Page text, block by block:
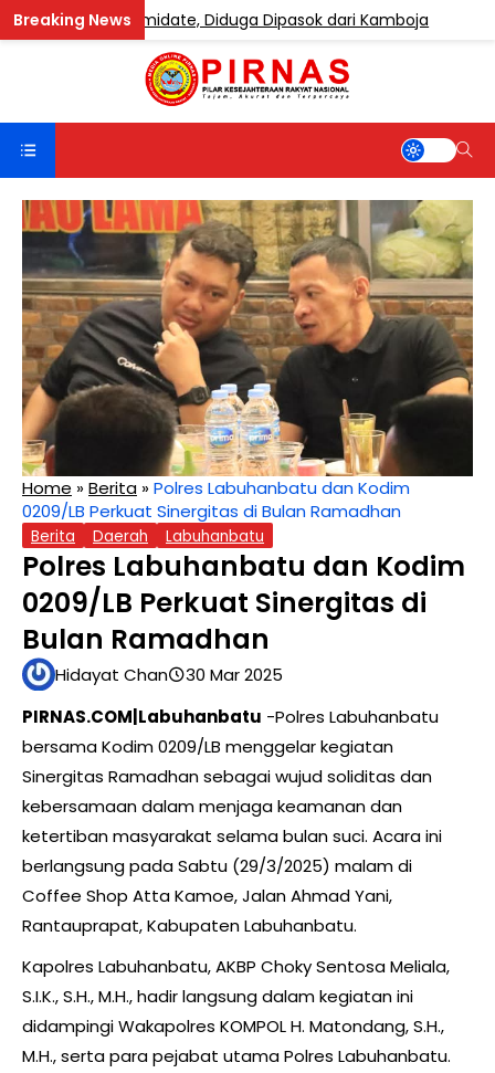
Etomidate, Diduga Dipasok dari Kamboja
Home »Berita »Polres Labuhanbatu dan Kodim
0209/LB Perkuat Sinergitas di Bulan Ramadhan
Berita Daerah Labuhanbatu
Polres Labuhanbatu dan Kodim
0209/LB Perkuat Sinergitas di
Bulan Ramadhan
Hidayat Chan
30 Mar 2025
PIRNAS.COM|Labuhanbatu -Polres Labuhanbatu
bersama Kodim 0209/LB menggelar kegiatan
Sinergitas Ramadhan sebagai wujud soliditas dan
kebersamaan dalam menjaga keamanan dan
ketertiban masyarakat selama bulan suci. Acara ini
berlangsung pada Sabtu (29/3/2025) malam di
Coffee Shop Atta Kamoe, Jalan Ahmad Yani,
Rantauprapat, Kabupaten Labuhanbatu.
Kapolres Labuhanbatu, AKBP Choky Sentosa Meliala,
S.I.K., S.H., M.H., hadir langsung dalam kegiatan ini
didampingi Wakapolres KOMPOL H. Matondang, S.H.,
M.H., serta para pejabat utama Polres Labuhanbatu.